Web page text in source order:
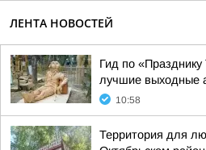
ЛЕНТА НОВОСТЕЙ
Гид по «Празднику
лучшие выходные
10:58
Территория для